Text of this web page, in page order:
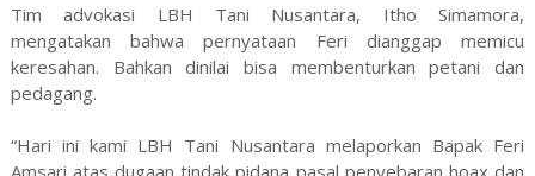
Tim advokasi LBH Tani Nusantara, Itho Simamora,
mengatakan bahwa pernyataan Feri dianggap memicu
keresahan. Bahkan dinilai bisa membenturkan petani dan
pedagang.
“Hari ini kami LBH Tani Nusantara melaporkan Bapak Feri
Amsari atas dugaan tindak pidana pasal penyebaran hoax dan